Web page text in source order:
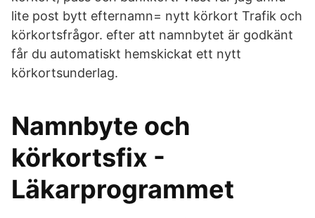
lite post bytt efternamn= nytt körkort Trafik och
körkortsfrågor. efter att namnbytet är godkänt
får du automatiskt hemskickat ett nytt
körkortsunderlag.
Namnbyte och
körkortsfix -
Läkarprogrammet